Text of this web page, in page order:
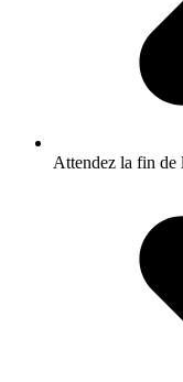
Attendez la fin de